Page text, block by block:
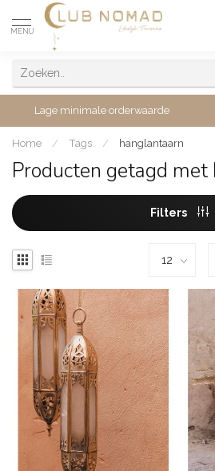
MENU
Lage minimale orderwaarde
Home / Tags / hanglantaarn
Producten getagd
Filters